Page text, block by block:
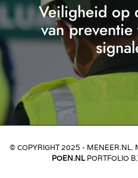
Veiligheid op
van
© COPYRIGHT 2025 - MENEER.NL.
POEN.NLPORTFOLIO